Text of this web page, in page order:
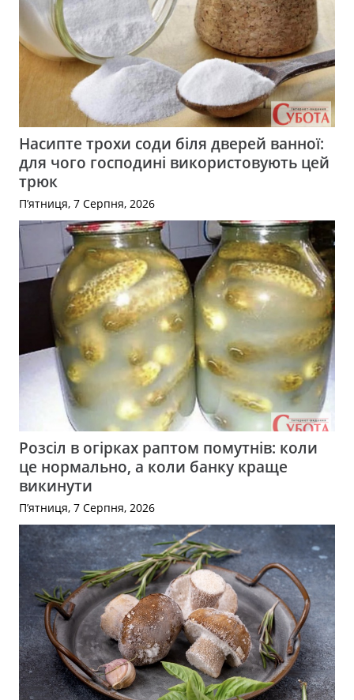
Насипте трохи соди біля дверей ванної:
для чого господині використовують цей
трюк
П’ятниця, 7 Серпня, 2026
Розсіл в огірках раптом помутнів: коли
це нормально, а коли банку краще
викинути
П’ятниця, 7 Серпня, 2026